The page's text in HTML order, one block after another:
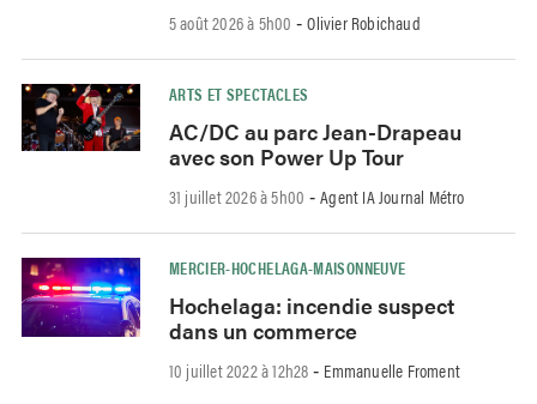
5 août 2026 à 5h00 -Olivier Robichaud
ARTS ET SPECTACLES
AC/DC au parc Jean-Drapeau
avec son Power Up Tour
31 juillet 2026 à 5h00 -Agent IA Journal Métro
MERCIER-HOCHELAGA-MAISONNEUVE
Hochelaga: incendie suspect
dans un commerce
10 juillet 2022 à 12h28 - Emmanuelle Froment